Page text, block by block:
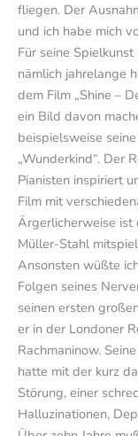
fliegen. Der
und ich habe mich
Für seine
nämlich jahrelange
dem Film „Shine –
ein Bild davon
beispielsweise
„Wunderkind“. Der
Pianisten inspiriert
Film mit
Ärgerlicherweise ist
Müller-Stahl
Ansonsten wüßte
Folgen seines
seinen ersten
er in der Londoner
Rachmaninow.
hatte mit der kurz
Störung, einer
Halluzinationen,